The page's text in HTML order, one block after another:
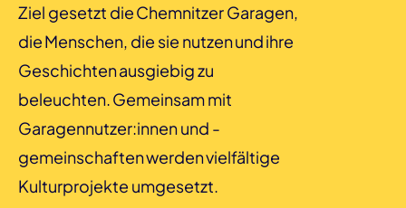
Ziel gesetzt die Chemnitzer Garagen,
die Menschen, die sie nutzen und ihre
Geschichten ausgiebig zu
beleuchten. Gemeinsam mit
Garagennutzer:innen und -
gemeinschaften werden vielfältige
Kulturprojekte umgesetzt.